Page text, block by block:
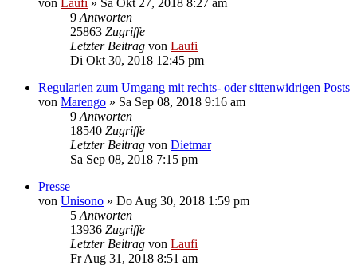
9 Antworten
25863 Zugriffe
Letzter Beitrag von Laufi
Di Okt 30, 2018 12:45 pm
Regularien zum Umgang mit rechts- oder sittenwidrigen Posts
von Marengo » Sa Sep 08, 2018 9:16 am
9 Antworten
18540 Zugriffe
Letzter Beitrag von Dietmar
Sa Sep 08, 2018 7:15 pm
Presse
von Unisono » Do Aug 30, 2018 1:59 pm
5 Antworten
13936 Zugriffe
Letzter Beitrag von Laufi
Fr Aug 31, 2018 8:51 am